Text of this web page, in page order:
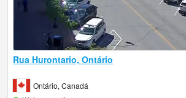
Rua Hurontario, Ontário
Ontário, Canadá